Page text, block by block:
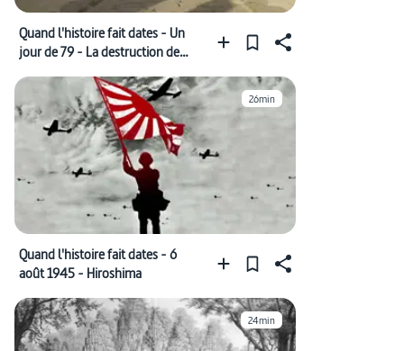
Quand l'histoire fait dates - Un
jour de 79 - La destruction de
26min
Quand l'histoire fait dates - 6
août 1945 - Hiroshima
24min